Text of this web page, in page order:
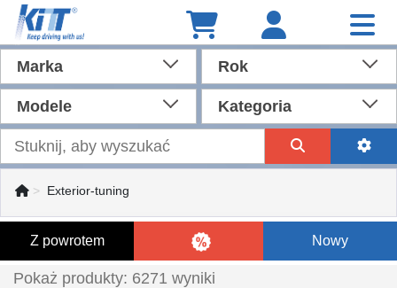
Marka Rok
Modele Kategoria
Exterior-tuning
Z powrotem Nowy
Pokaż produkty: 6271 wyniki